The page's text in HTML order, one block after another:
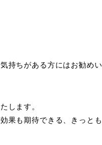
持ちがある方にはお勧めい
します。
果も期待できる、きっとも